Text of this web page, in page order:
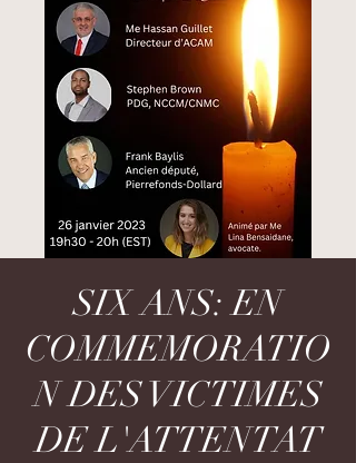
SIX ANS: EN
COMMEMORATIO
N DES VICTIMES
DE L'ATTENTAT